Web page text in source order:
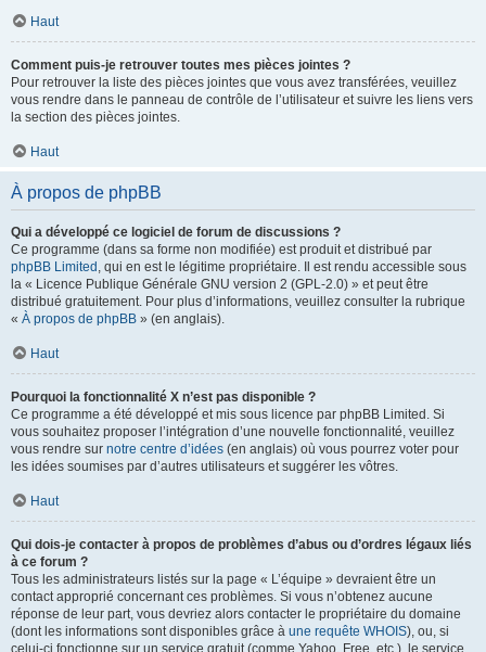
Haut
Comment puis-je retrouver toutes mes pièces jointes ?
Pour retrouver la liste des pièces jointes que vous avez transférées, veuillez
vous rendre dans le panneau de contrôle de l’utilisateur et suivre les liens vers
la section des pièces jointes.
Haut
À propos de phpBB
Qui a développé ce logiciel de forum de discussions ?
Ce programme (dans sa forme non modifiée) est produit et distribué par
phpBB Limited , qui en est le légitime propriétaire. Il est rendu accessible sous
la « Licence Publique Générale GNU version 2 (GPL-2.0) » et peut être
distribué gratuitement. Pour plus d’informations, veuillez consulter la rubrique
« À propos de phpBB » (en anglais).
Haut
Pourquoi la fonctionnalité X n’est pas disponible ?
Ce programme a été développé et mis sous licence par phpBB Limited. Si
vous souhaitez proposer l’intégration d’une nouvelle fonctionnalité, veuillez
vous rendre sur notre centre d’idées (en anglais) où vous pourrez voter pour
les idées soumises par d’autres utilisateurs et suggérer les vôtres.
Haut
Qui dois-je contacter à propos de problèmes d’abus ou d’ordres légaux liés
à ce forum ?
Tous les administrateurs listés sur la page « L’équipe » devraient être un
contact approprié concernant ces problèmes. Si vous n’obtenez aucune
réponse de leur part, vous devriez alors contacter le propriétaire du domaine
(dont les informations sont disponibles grâce à une requête WHOIS), ou, si
celui-ci fonctionne sur un service gratuit (comme Yahoo, Free, etc.), le service